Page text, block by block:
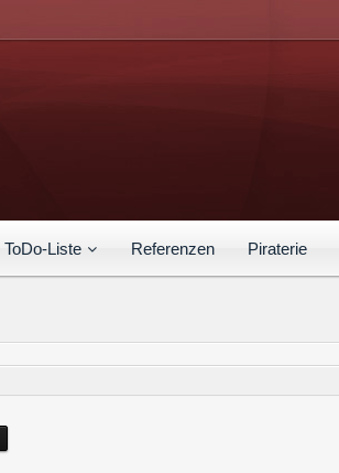
ToDo-Liste Referenzen Piraterie